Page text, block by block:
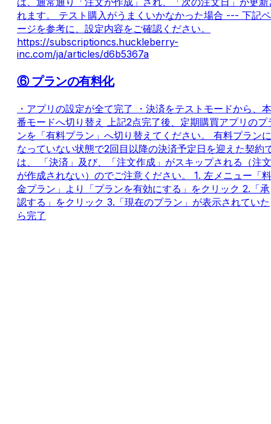
れます。 テスト購入がうまくいかなかった場合 --- 下記ペ
ージを参考に、設定内容をご確認ください。
https://subscriptioncs.huckleberry-
inc.com/ja/articles/d6b5367a
⑥ プランの有料化
・アプリの設定が全て完了 ・決済をテストモードから、本
番モードへ切り替え 上記2点完了後、定期購買アプリのプ
ンを「有料プラン」へ切り替えてください。 有料プランに
なっていない状態で2回目以降の決済予定日を迎えた契約
は、 「決済」及び、「注文作成」がスキップされる（注文
が作成されない）のでご注意ください。 1. 左メニュー「料
金プラン」より「プランを有効にする」をクリック 2.「承
認する」をクリック 3.「現在のプラン」が表示されていた
ら完了